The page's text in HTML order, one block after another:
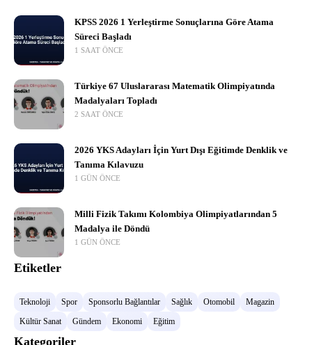
KPSS 2026 1 Yerleştirme Sonuçlarına Göre Atama
Süreci Başladı
1 SAAT ÖNCE
Türkiye 67 Uluslararası Matematik Olimpiyatında
Madalyaları Topladı
2 SAAT ÖNCE
2026 YKS Adayları İçin Yurt Dışı Eğitimde Denklik ve
Tanıma Kılavuzu
1 GÜN ÖNCE
Milli Fizik Takımı Kolombiya Olimpiyatlarından 5
Madalya ile Döndü
1 GÜN ÖNCE
Etiketler
Teknoloji Spor Sponsorlu Bağlantılar Sağlık Otomobil
Magazin
Kültür Sanat
Gündem Ekonomi Eğitim
Kategoriler